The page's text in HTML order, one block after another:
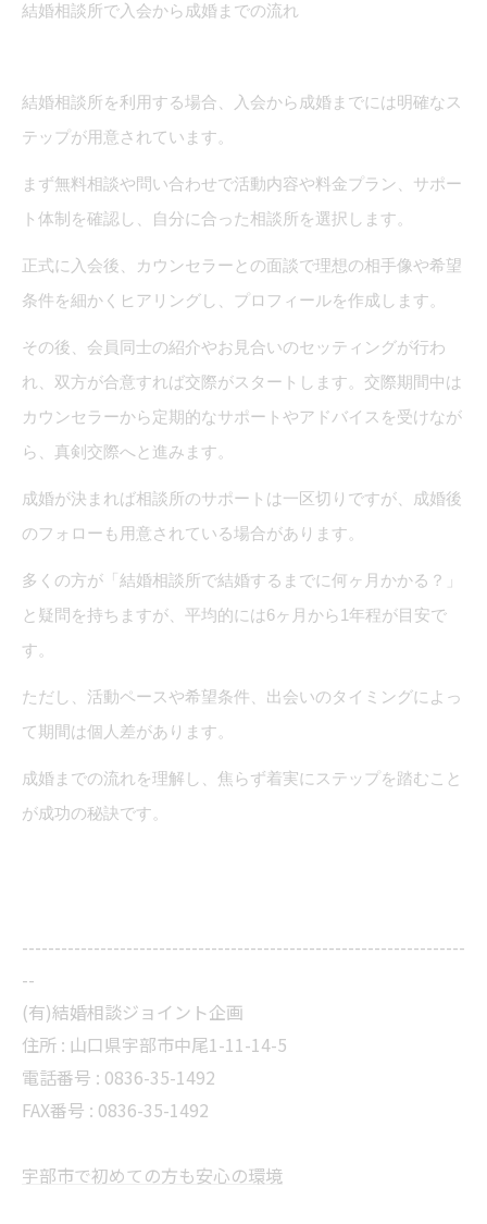
結婚相談所で入会から成婚までの流れ
結婚相談所を利用する場合、入会から成婚までには明確なス
テップが用意されています。
まず無料相談や問い合わせで活動内容や料金プラン、サポー
ト体制を確認し、自分に合った相談所を選択します。
正式に入会後、カウンセラーとの面談で理想の相手像や希望
条件を細かくヒアリングし、プロフィールを作成します。
その後、会員同士の紹介やお見合いのセッティングが行わ
れ、双方が合意すれば交際がスタートします。交際期間中は
カウンセラーから定期的なサポートやアドバイスを受けなが
ら、真剣交際へと進みます。
成婚が決まれば相談所のサポートは一区切りですが、成婚後
のフォローも用意されている場合があります。
多くの方が「結婚相談所で結婚するまでに何ヶ月かかる？」
と疑問を持ちますが、平均的には6ヶ月から1年程が目安で
す。
ただし、活動ペースや希望条件、出会いのタイミングによっ
て期間は個人差があります。
成婚までの流れを理解し、焦らず着実にステップを踏むこと
が成功の秘訣です。
--------------------------------------------------------------------
--
(有)結婚相談ジョイント企画
住所 : 山口県宇部市中尾1-11-14-5
電話番号 : 0836-35-1492
FAX番号 : 0836-35-1492
宇部市で初めての方も安心の環境